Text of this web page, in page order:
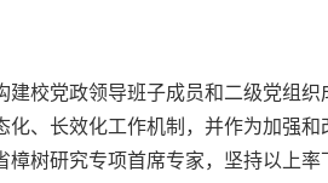
校党政领导班子成员和二级党组织
化、长效化工作机制，并作为加强
樟树研究专项首席专家，坚持以上